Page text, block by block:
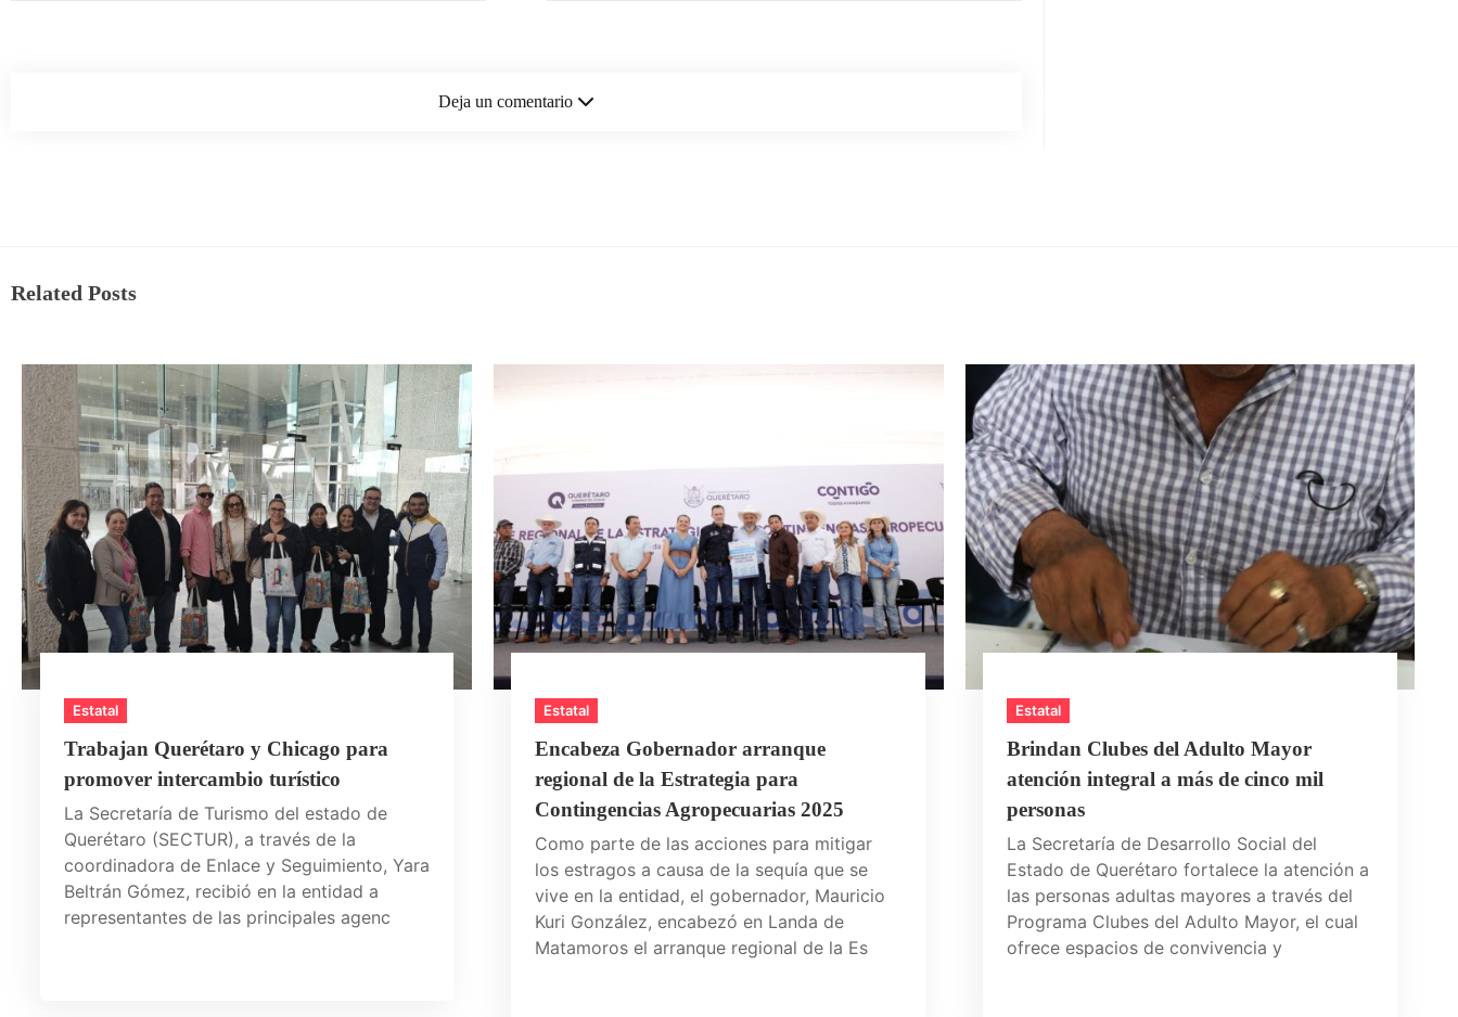
Deja un comentario
Related Posts
Estatal
Trabajan Querétaro y Chicago para
promover intercambio turístico
La Secretaría de Turismo del estado de
Querétaro (SECTUR), a través de la
coordinadora de Enlace y Seguimiento, Yara
Beltrán Gómez, recibió en la entidad a
representantes de las principales agenc
Estatal
Encabeza Gobernador arranque
regional de la Estrategia para
Contingencias Agropecuarias 2025
Como parte de las acciones para mitigar
los estragos a causa de la sequía que se
vive en la entidad, el gobernador, Mauricio
Kuri González, encabezó en Landa de
Matamoros el arranque regional de la Es
Estatal
Brindan Clubes del Adulto Mayor
atención integral a más de cinco mil
personas
La Secretaría de Desarrollo Social del
Estado de Querétaro fortalece la atención a
las personas adultas mayores a través del
Programa Clubes del Adulto Mayor, el cual
ofrece espacios de convivencia y